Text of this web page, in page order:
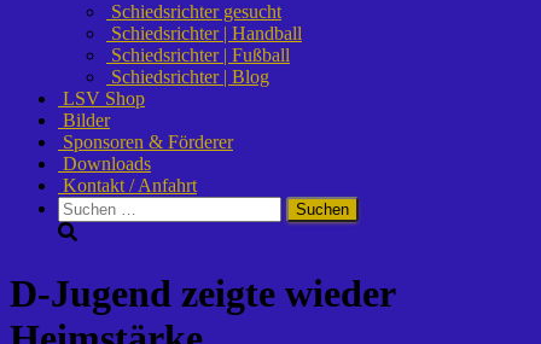
Schiedsrichter gesucht
Schiedsrichter | Handball
Schiedsrichter | Fußball
Schiedsrichter | Blog
LSV Shop
Bilder
Sponsoren & Förderer
Downloads
Kontakt / Anfahrt
Suchen
nach:
D-Jugend zeigte wieder